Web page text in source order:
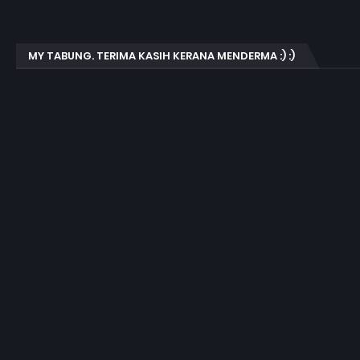
MY TABUNG. TERIMA KASIH KERANA MENDERMA :) :)